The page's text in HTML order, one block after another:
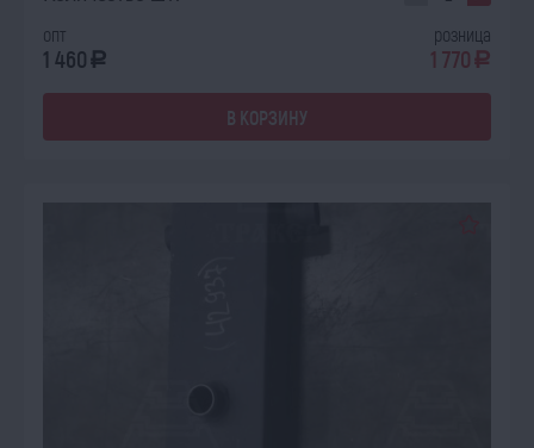
опт
1 460 a
розница
1 770 a
В КОРЗИНУ